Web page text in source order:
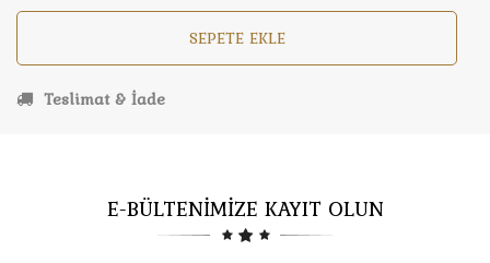
SEPETE EKLE
Teslimat & İade
E-BÜLTENİMİZE KAYIT OLUN